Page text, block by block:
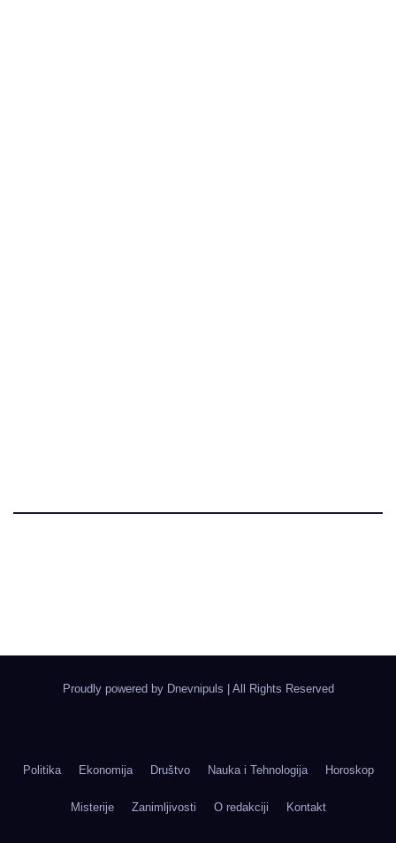
Proudly powered by Dnevnipuls All Rights Reserved
Politika Ekonomija Društvo Nauka i Tehnologija Horoskop
Misterije Zanimljivosti O redakciji Kontakt